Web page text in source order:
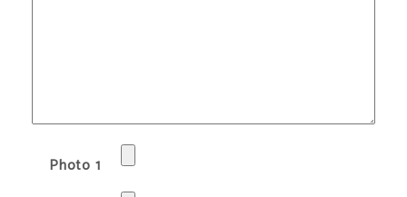
Photo 1